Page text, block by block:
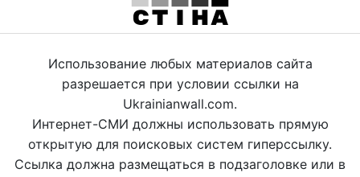
Использование любых материалов сайта
разрешается при условии ссылки на
Ukrainianwall.com.
Интернет-СМИ должны использовать прямую
открытую для поисковых систем гиперссылку.
Ссылка должна размещаться в подзаголовке или в